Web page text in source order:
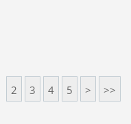
2 3 4 5 > >>